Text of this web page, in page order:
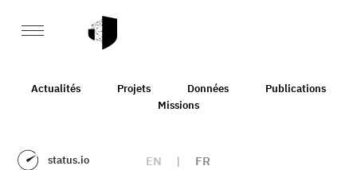
Actualités Projets Données
Publications
Missions
status.io EN | FR